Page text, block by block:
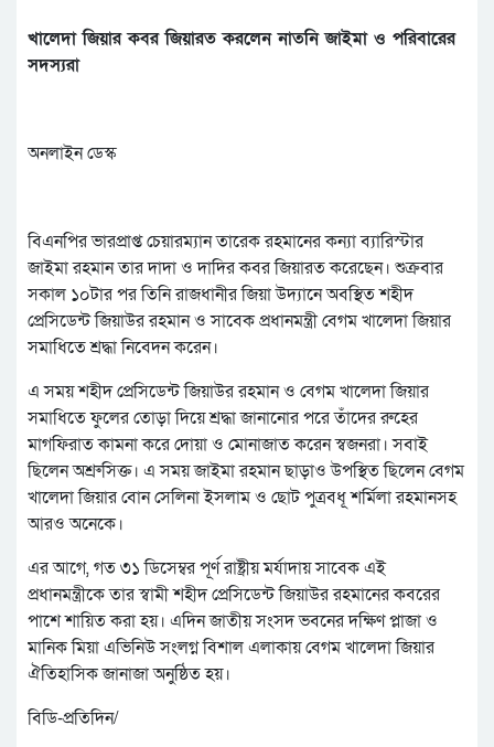
খালেদা জিয়ার কবর জিয়ারত করলেন নাতনি জাইমা ও পরিবারের
সদস্যরা
অনলাইন ডেস্ক
বিএনপির ভারপ্রাপ্ত চেয়ারম্যান তারেক রহমানের কন্যা ব্যারিস্টার
জাইমা রহমান তার দাদা ও দাদির কবর জিয়ারত করেছেন। শুক্রবার
সকাল ১০টার পর তিনি রাজধানীর জিয়া উদ্যানে অবস্থিত শহীদ
প্রেসিডেন্ট জিয়াউর রহমান ও সাবেক প্রধানমন্ত্রী বেগম খালেদা জিয়ার
সমাধিতে শ্রদ্ধা নিবেদন করেন।
এ সময় শহীদ প্রেসিডেন্ট জিয়াউর রহমান ও বেগম খালেদা জিয়ার
সমাধিতে ফুলের তোড়া দিয়ে শ্রদ্ধা জানানোর পরে তাঁদের রুহের
মাগফিরাত কামনা করে দোয়া ও মোনাজাত করেন স্বজনরা। সবাই
ছিলেন অশ্রুসিক্ত। এ সময় জাইমা রহমান ছাড়াও উপস্থিত ছিলেন বেগম
খালেদা জিয়ার বোন সেলিনা ইসলাম ও ছোট পুত্রবধূ শর্মিলা রহমানসহ
আরও অনেকে।
এর আগে, গত ৩১ ডিসেম্বর পূর্ণ রাষ্ট্রীয় মর্যাদায় সাবেক এই
প্রধানমন্ত্রীকে তার স্বামী শহীদ প্রেসিডেন্ট জিয়াউর রহমানের কবরের
পাশে শায়িত করা হয়। এদিন জাতীয় সংসদ ভবনের দক্ষিণ প্লাজা ও
মানিক মিয়া এভিনিউ সংলগ্ন বিশাল এলাকায় বেগম খালেদা জিয়ার
ঐতিহাসিক জানাজা অনুষ্ঠিত হয়।
বিডি-প্রতিদিন/